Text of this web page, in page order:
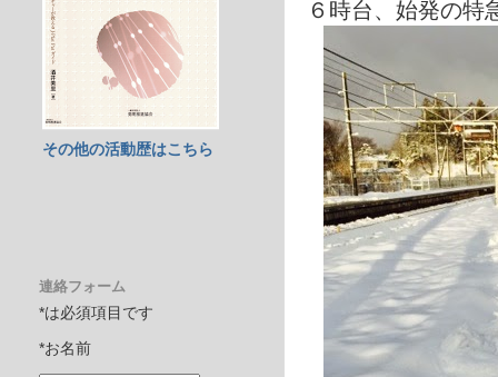
６時台、始発の特
その他の活動歴はこちら
連絡フォーム
*は必須項目です
*お名前